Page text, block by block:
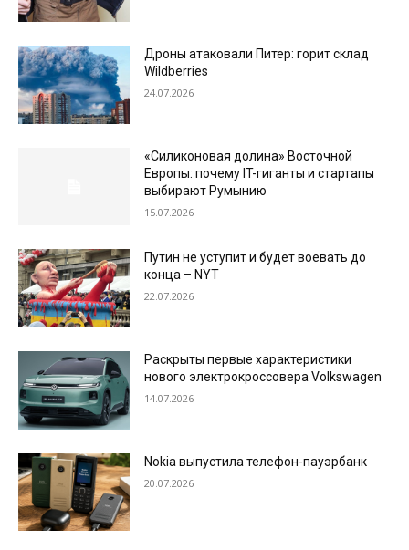
Дроны атаковали Питер: горит склад
Wildberries
24.07.2026
«Силиконовая долина» Восточной
Европы: почему IT-гиганты и стартапы
выбирают Румынию
15.07.2026
Путин не уступит и будет воевать до
конца – NYT
22.07.2026
Раскрыты первые характеристики
нового электрокроссовера Volkswagen
14.07.2026
Nokia выпустила телефон-пауэрбанк
20.07.2026